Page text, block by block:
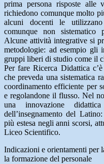
prima persona risposte alle
richiedono comunque molto
alcuni docenti le
comunque non sistematico
Alcune attività integrative si
metodologie: ad esempio gli
gruppi liberi di studio come il
Per fare Ricerca Didattica
che preveda una sistematica
coordinamento efficiente per
e regolandone il flusso. Nel
una innovazione
dell’insegnamento del
più estesa negli anni scorsi,
Liceo Scientifico.
Indicazioni e orientamenti per
la formazione del personale